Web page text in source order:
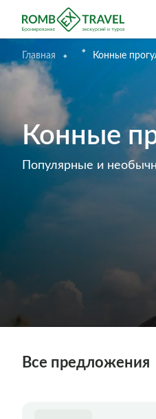
Главная Конные
Конные
Популярные и
Все предложения